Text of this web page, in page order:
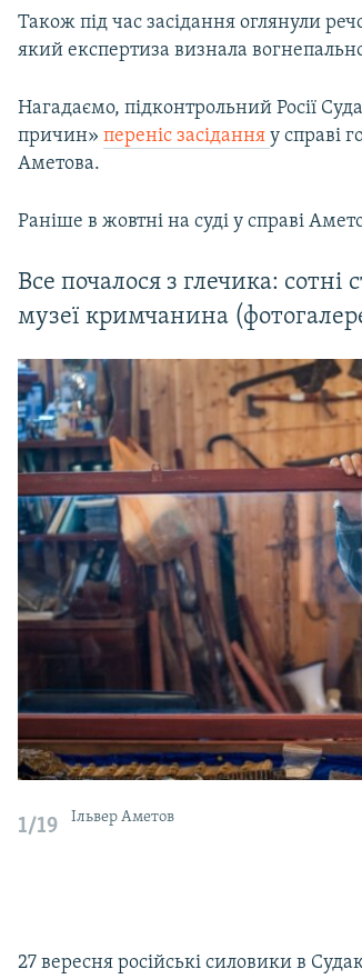
Також під час засідання оглянули
який експертиза визнала
Нагадаємо, підконтрольний Росії
причин»переніс засіданняу справі
Аметова.
Раніше в жовтні на суді у справі
Все почалося з глечика:
музеї кримчанина
1/19 Ільвер Аметов
27 вересня російські силовики в